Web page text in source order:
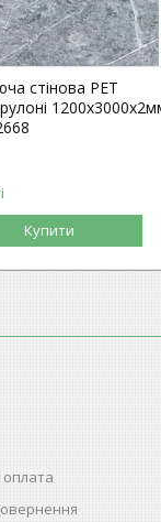
стінова PET
Купити
оплата